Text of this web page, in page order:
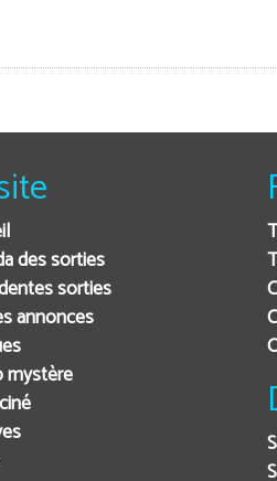
des sorties
sorties
annonces
mystère